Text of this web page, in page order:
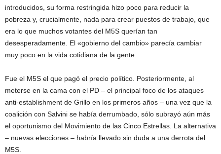
introducidos, su forma restringida hizo poco para reducir la
pobreza y, crucialmente, nada para crear puestos de trabajo, que
era lo que muchos votantes del M5S querían tan
desesperadamente. El «gobierno del cambio» parecía cambiar
muy poco en la vida cotidiana de la gente.
Fue el M5S el que pagó el precio político. Posteriormente, al
meterse en la cama con el PD – el principal foco de los ataques
anti-establishment de Grillo en los primeros años – una vez que la
coalición con Salvini se había derrumbado, sólo subrayó aún más
el oportunismo del Movimiento de las Cinco Estrellas. La alternativa
– nuevas elecciones – habría llevado sin duda a una derrota del
M5S.